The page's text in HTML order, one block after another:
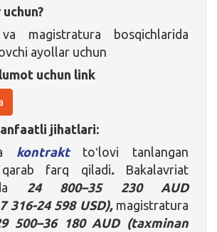
magistratura bosqichlarida
ayollar uchun
uchun link
jihatlari:
kontrakttoʻlovi tanlangan
qarab farq qiladi. Bakalavriat
24 800–35 230 AUD
316-24 598 USD),magistratura
500–36 180 AUD (taxminan